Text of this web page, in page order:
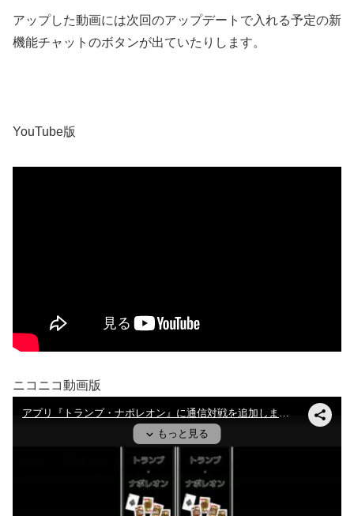
アップした動画には次回のアップデートで入れる予定の新
機能チャットのボタンが出ていたりします。
YouTube版
ニコニコ動画版